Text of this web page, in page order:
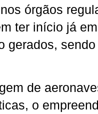
órgãos
ter início já
gerados,
de
o